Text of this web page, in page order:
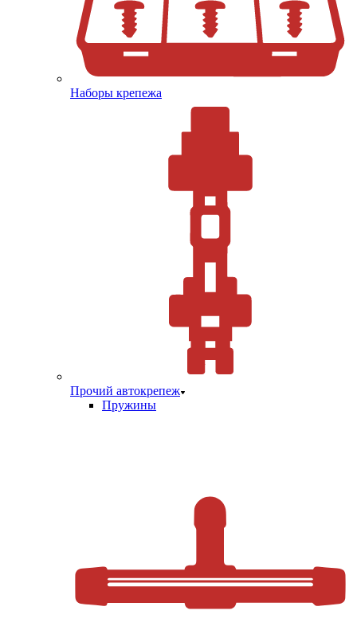
Наборы крепежа
Прочий автокрепеж
Пружины